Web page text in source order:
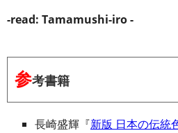
-read: Tamamushi-iro -
参考書籍
長崎盛輝『新版 日本の伝統